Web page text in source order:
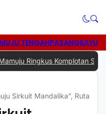
TENGAHPASANGKAYU
Komplotan Spesialis
Sirkuit Mandalika”, Rutan